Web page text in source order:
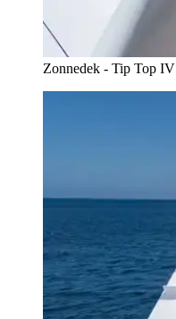
Zonnedek - Tip Top IV